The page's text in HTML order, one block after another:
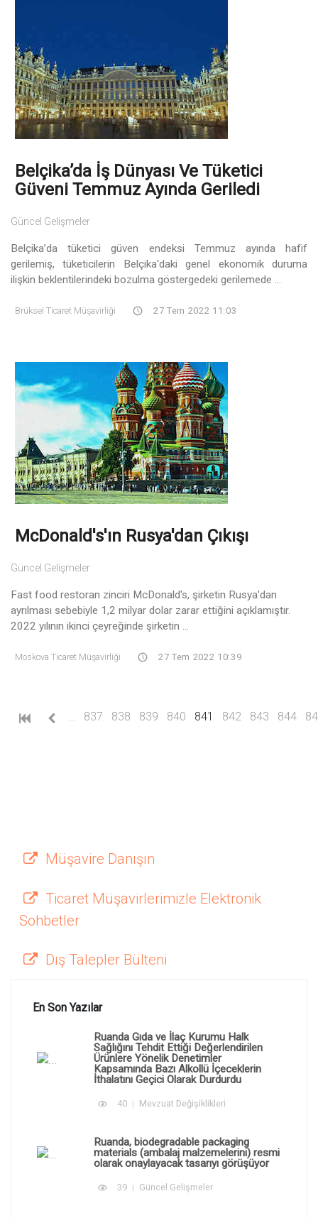
Belçika’da İş Dünyası Ve Tüketici
Güveni Temmuz Ayında Geriledi
Güncel Gelişmeler
Belçika’da tüketici güven endeksi Temmuz ayında hafif
gerilemiş, tüketicilerin Belçika'daki genel ekonomik duruma
ilişkin beklentilerindeki bozulma göstergedeki gerilemede ...
Brüksel Ticaret Müşavirliği 27 Tem 2022 11:03
McDonald's'ın Rusya'dan Çıkışı
Güncel Gelişmeler
Fast food restoran zinciri McDonald's, şirketin Rusya'dan
ayrılması sebebiyle 1,2 milyar dolar zarar ettiğini açıklamıştır.
2022 yılının ikinci çeyreğinde şirketin ...
Moskova Ticaret Müşavirliği 27 Tem 2022 10:39
837 838 839 840 841 (current)
842 843 844
Müşavire Danışın
Ticaret Müşavirlerimizle Elektronik
Sohbetler
Dış Talepler Bülteni
En Son Yazılar
Ruanda Gıda ve İlaç Kurumu Halk
Sağlığını Tehdit Ettiği Değerlendirilen
Ürünlere Yönelik Denetimler
Kapsamında Bazı Alkollü İçeceklerin
İthalatını Geçici Olarak Durdurdu
40 Mevzuat Değişiklikleri
Ruanda, biodegradable packaging
materials (ambalaj malzemelerini) resmi
olarak onaylayacak tasarıyı görüşüyor
39 Güncel Gelişmeler